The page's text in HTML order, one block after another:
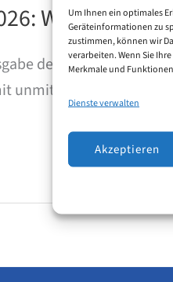
Um Ihnen ein optimales
Geräteinformationen zu
zustimmen, können wir
verarbeiten. Wenn Sie
Merkmale und
Dienste verwalten
Akzeptieren
Was
der Nizza-
unmittelbarer